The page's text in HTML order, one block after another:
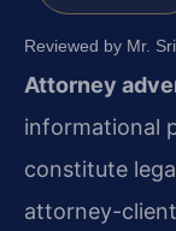
Reviewed by Mr.
Attorney
informational
constitute
attorney-